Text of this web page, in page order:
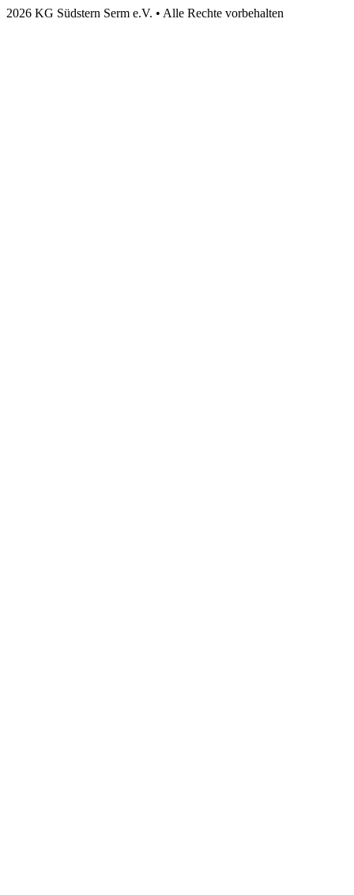
2026 KG Südstern Serm e.V. • Alle Rechte vorbehalten